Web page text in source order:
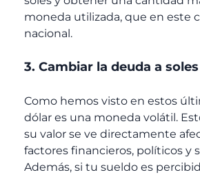
moneda utilizada, que en este
nacional.
3. Cambiar la deuda a soles
Como hemos visto en estos
dólar es una moneda volátil.
su valor se ve directamente
factores financieros, políticos y
Además, si tu sueldo es